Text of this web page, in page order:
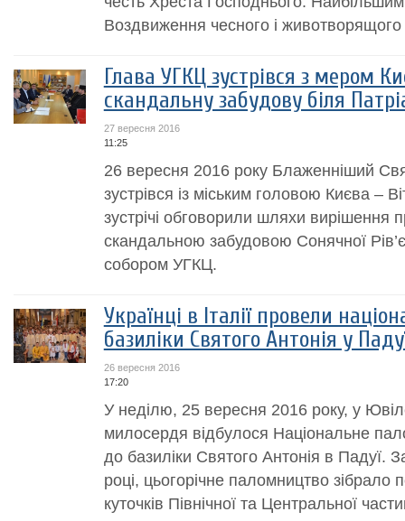
Воздвиження чесного і
Глава УГКЦ зустрівся з мером
скандальну забудову біля
27 вересня 2016
11:25
26 вересня 2016 року Блаженніший
зустрівся із міським головою Києва –
зустрічі обговорили шляхи вирішення
скандальною забудовою Сонячної
собором УГКЦ.
Українці в Італії провели
базиліки Cвятого Антонія у
26 вересня 2016
17:20
У неділю, 25 вересня 2016 року, у
милосердя відбулося Національне
до базиліки Святого Антонія в Падуї.
році, цьогорічне паломництво зібрало
куточків Північної та Центральної